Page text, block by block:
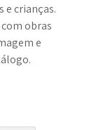
e crianças.
obras
e